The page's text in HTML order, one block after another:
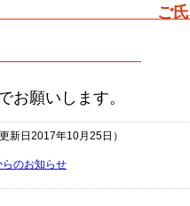
名
名
お願いします。
更新日2017年10月25日）
らのお知らせ